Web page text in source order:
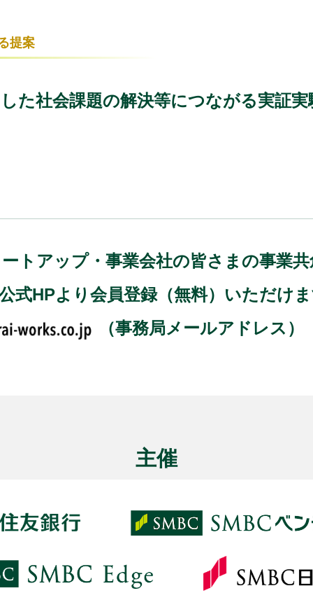
提案
た社会課題の解決等につながる実証
トアップ・事業会社の皆さまの事業
式HPより会員登録（無料）いただけ
（事務局メールアドレス）
主催